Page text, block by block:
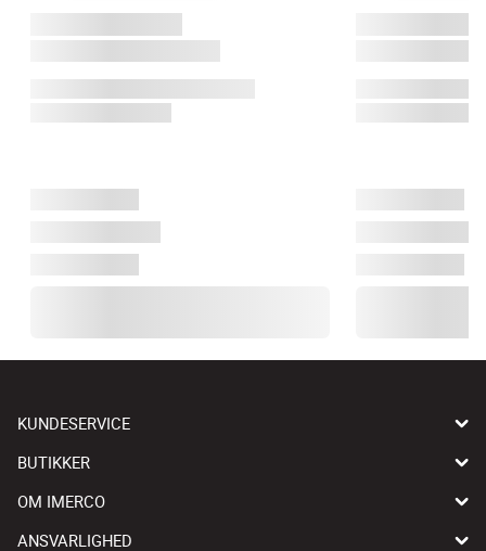
KUNDESERVICE
BUTIKKER
OM IMERCO
ANSVARLIGHED